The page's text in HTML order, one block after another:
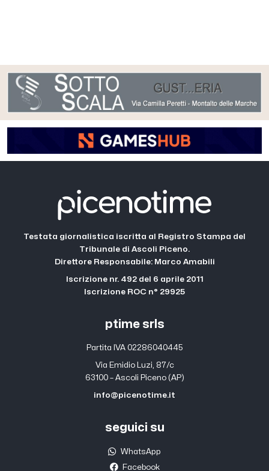
Testata giornalistica iscritta al Registro Stampa del
Tribunale di Ascoli Piceno.
Direttore Responsabile: Marco Amabili
Iscrizione nr. 492 del 6 aprile 2011
Iscrizione ROC n° 29925
ptime srls
Partita IVA 02286040445
Via Emidio Luzi, 87/c
63100 – Ascoli Piceno (AP)
info@picenotime.it
seguici su
WhatsApp
Facebook